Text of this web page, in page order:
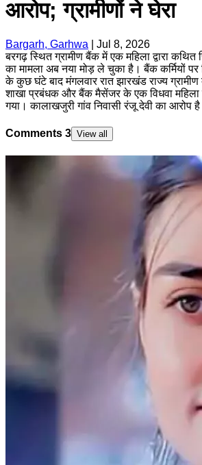
आरोप; ग्रामीणों ने घेरा
Bargarh, Garhwa
Jul 8, 2026
बरगढ़ स्थित ग्रामीण बैंक में एक महिला द्वारा कथित
का मामला अब नया मोड़ ले चुका है। बैंक कर्मियों पर
के कुछ घंटे बाद मंगलवार रात झारखंड राज्य
शाखा प्रबंधक और बैंक मैसेंजर के एक विधवा
गया। कालाखजुरी गांव निवासी रंजू देवी का आरोप
Comments 3 View all